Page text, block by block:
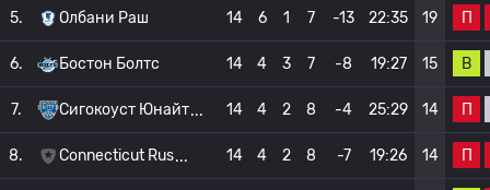
5. Олбани Раш 14 6 1 7 -13 22:35 19 П
6. Бостон Болтс 14 4 3 7 -8 19:27 15 В
7. Сигокоуст Юнайт 14 4 2 8 -4 25:29 14 П
8. Connecticut Rus 14 4 2 8 -7 19:26 14 П